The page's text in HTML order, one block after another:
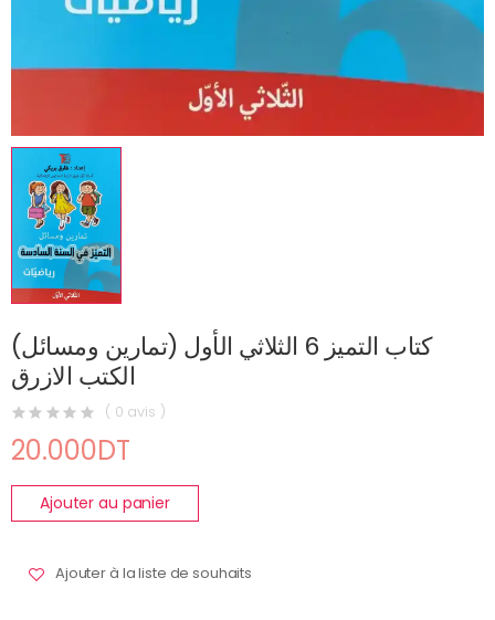
كتاب التميز 6 الثلاثي الأول (تمارين ومسائل)
الكتب الازرق
( 0 avis )
20.000DT
Ajouter au panier
Ajouter à la liste de souhaits